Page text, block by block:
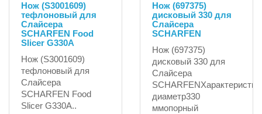
Нож (S3001609)
тефлоновый для
Слайсера
SCHARFEN Food
Slicer G330A
Нож (S3001609)
тефлоновый для
Слайсера
SCHARFEN Food
Slicer G330A..
Нож (697375)
дисковый 330 для
Слайсера
SCHARFEN
Нож (697375)
дисковый 330 для
Слайсера
диаметр330
ммопорный